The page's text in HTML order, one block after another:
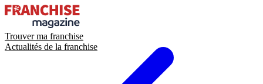
Trouver ma franchise
Actualités de la franchise